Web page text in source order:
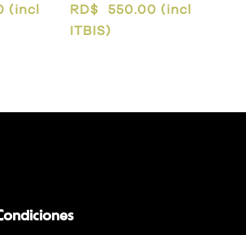
(incl
RD$ 550.00 (incl
ITBIS)